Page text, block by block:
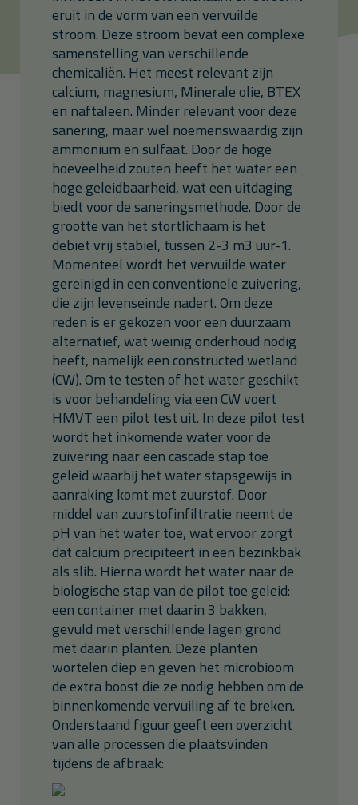
eruit in de vorm van een vervuilde
stroom. Deze stroom bevat een complexe
samenstelling van verschillende
chemicaliën. Het meest relevant zijn
calcium, magnesium, Minerale olie, BTEX
en naftaleen. Minder relevant voor deze
sanering, maar wel noemenswaardig zijn
ammonium en sulfaat. Door de hoge
hoeveelheid zouten heeft het water een
hoge geleidbaarheid, wat een uitdaging
biedt voor de saneringsmethode. Door de
grootte van het stortlichaam is het
debiet vrij stabiel, tussen 2-3 m3 uur-1.
Momenteel wordt het vervuilde water
gereinigd in een conventionele zuivering,
die zijn levenseinde nadert. Om deze
reden is er gekozen voor een duurzaam
alternatief, wat weinig onderhoud nodig
heeft, namelijk een constructed wetland
(CW). Om te testen of het water geschikt
is voor behandeling via een CW voert
HMVT een pilot test uit. In deze pilot test
wordt het inkomende water voor de
zuivering naar een cascade stap toe
geleid waarbij het water stapsgewijs in
aanraking komt met zuurstof. Door
middel van zuurstofinfiltratie neemt de
pH van het water toe, wat ervoor zorgt
dat calcium precipiteert in een bezinkbak
als slib. Hierna wordt het water naar de
biologische stap van de pilot toe geleid:
een container met daarin 3 bakken,
gevuld met verschillende lagen grond
met daarin planten. Deze planten
wortelen diep en geven het microbioom
de extra boost die ze nodig hebben om de
binnenkomende vervuiling af te breken.
Onderstaand figuur geeft een overzicht
van alle processen die plaatsvinden
tijdens de afbraak: